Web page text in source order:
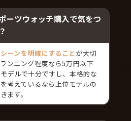
ーツウォッチ購入で気をつ
ーンを明確にすること が大切
ンニング程度なら5万円以下
デルで十分ですし、本格的な
考えているなら上位モデルの
ます。